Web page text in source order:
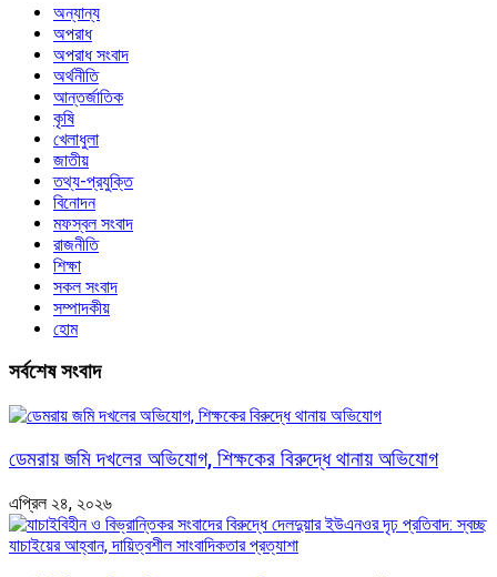
অন্যান্য
অপরাধ
অপরাধ সংবাদ
অর্থনীতি
আন্তর্জাতিক
কৃষি
খেলাধুলা
জাতীয়
তথ্য-প্রযুক্তি
বিনোদন
মফস্বল সংবাদ
রাজনীতি
শিক্ষা
সকল সংবাদ
সম্পাদকীয়
হোম
সর্বশেষ সংবাদ
ডেমরায় জমি দখলের অভিযোগ, শিক্ষকের বিরুদ্ধে থানায় অভিযোগ
এপ্রিল ২৪, ২০২৬